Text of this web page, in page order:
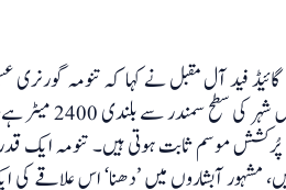
فید آل مقبل نے کہا کہ تنومہ گورنری
ابھا اور تنومہ
پُرکشش موسم ثابت ہوتی ہیں۔ تنومہ
مشہور آبشاروں میں ’دھنا‘ اس